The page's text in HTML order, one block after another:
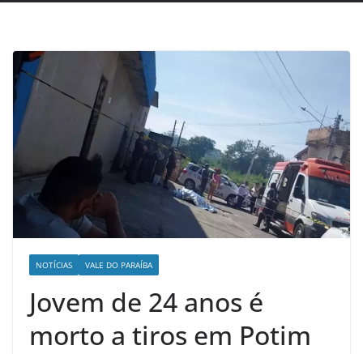
NOTÍCIAS VALE DO PARAÍBA
Jovem de 24 anos é
morto a tiros em Potim